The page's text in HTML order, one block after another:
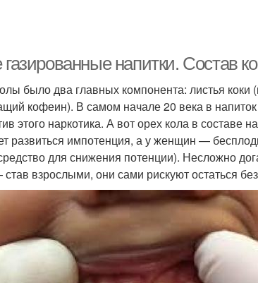
напитки. Состав
было два главных компонента: листья
кофеин). В самом начале 20 века в напиток
этого наркотика. А вот орех кола в составе
развиться импотенция, а у женщин —
для снижения потенции). Несложно
взрослыми, они сами рискуют остаться